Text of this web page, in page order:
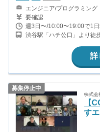
エンジニア/プログラミング
要確認
週3日〜/10:00〜19:00で1
渋谷駅「ハチ公口」より徒
詳
募集停止中
株式会
【
す